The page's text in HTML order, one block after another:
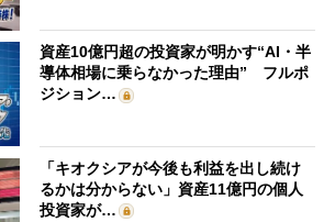
資産10億円超の投資家が明かす“AI・半
導体相場に乗らなかった理由” フルポ
ジション…
「キオクシアが今後も利益を出し続け
るかは分からない」資産11億円の個人
投資家が…